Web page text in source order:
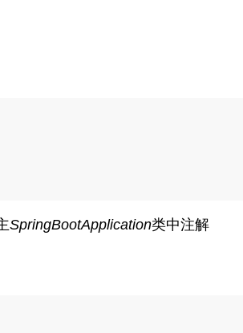
SpringBootApplication类中注解